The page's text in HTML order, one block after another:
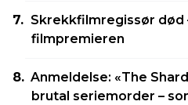
Skrekkfilmregissør død
filmpremieren
Anmeldelse: «The
brutal seriemorder –